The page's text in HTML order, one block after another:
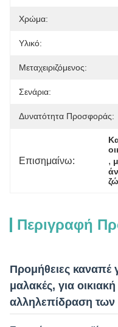
Χρώμα:
Υλικό:
Μεταχειριζόμενος:
Σενάρια:
Δυνατότητα Προσφοράς:
Επισημαίνω: ,
Περιγραφή
Προμήθειες καναπέ
μαλακές, για
αλληλεπίδραση των